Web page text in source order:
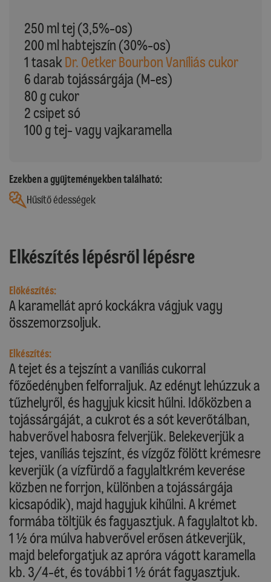
250 ml tej (3,5%-os)
200 ml habtejszín (30%-os)
1 tasak Dr. Oetker Bourbon Vaníliás cukor
6 darab tojássárgája (M-es)
80 g cukor
2 csipet só
100 g tej- vagy vajkaramella
Ezekben a gyűjteményekben található:
Hűsítő édességek
Elkészítés lépésről lépésre
Előkészítés:
A karamellát apró kockákra vágjuk vagy
összemorzsoljuk.
Elkészítés:
A tejet és a tejszínt a vaníliás cukorral
főzőedényben felforraljuk. Az edényt lehúzzuk a
tűzhelyről, és hagyjuk kicsit hűlni. Időközben a
tojássárgáját, a cukrot és a sót keverőtálban,
habverővel habosra felverjük. Belekeverjük a
tejes, vaníliás tejszínt, és vízgőz fölött krémesre
keverjük (a vízfürdő a fagylaltkrém keverése
közben ne forrjon, különben a tojássárgája
kicsapódik), majd hagyjuk kihűlni. A krémet
formába töltjük és fagyasztjuk. A fagylaltot kb.
1 ½ óra múlva habverővel erősen átkeverjük,
majd beleforgatjuk az apróra vágott karamella
kb. 3/4-ét, és további 1 ½ órát fagyasztjuk.